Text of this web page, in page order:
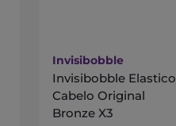
Invisibobble
Invisibobble Elastico
Cabelo Original
Bronze X3